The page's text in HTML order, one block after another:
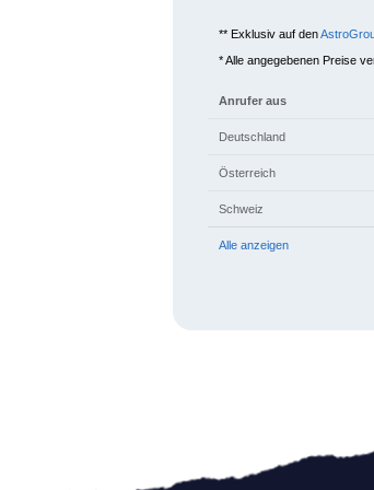
** Exklusiv auf den
* Alle angegebenen Preise
Anrufer aus
Deutschland
Österreich
Schweiz
Alle anzeigen